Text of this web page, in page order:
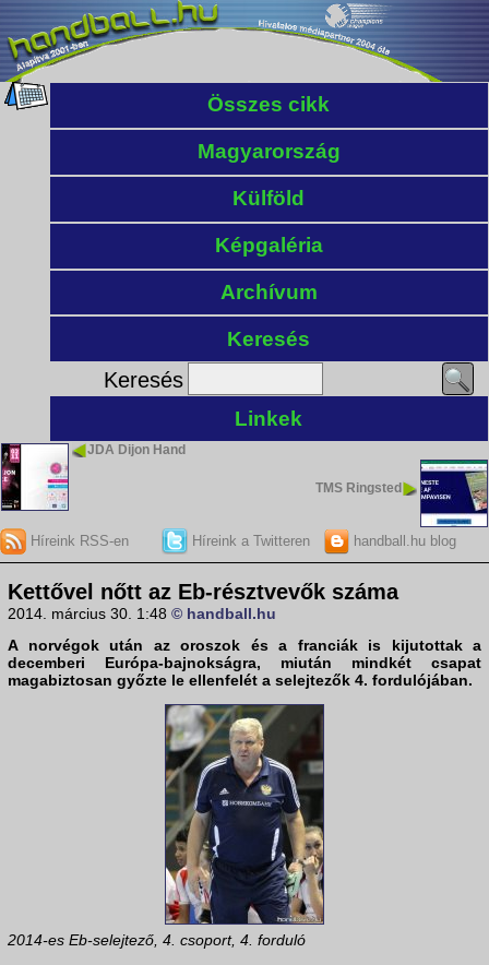
Összes cikk
Magyarország
Külföld
Képgaléria
Archívum
Keresés
Keresés
Linkek
JDA Dijon Hand
TMS Ringsted
Híreink RSS-en Híreink a Twitteren handball.hu blog
Kettővel nőtt az Eb-résztvevők száma
2014. március 30. 1:48 © handball.hu
A norvégok után az oroszok és a franciák is kijutottak a
decemberi Európa-bajnokságra, miután mindkét csapat
magabiztosan győzte le ellenfelét a selejtezők 4. fordulójában.
2014-es Eb-selejtező, 4. csoport, 4. forduló